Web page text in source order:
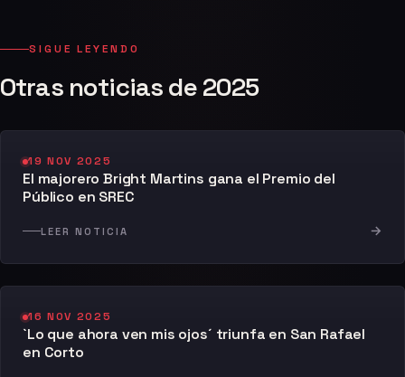
SIGUE LEYENDO
Otras noticias de 2025
19 NOV 2025
El majorero Bright Martins gana el Premio del
Público en SREC
LEER NOTICIA →
16 NOV 2025
`Lo que ahora ven mis ojos´ triunfa en San Rafael
en Corto